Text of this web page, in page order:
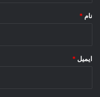
نام *
ایمیل *